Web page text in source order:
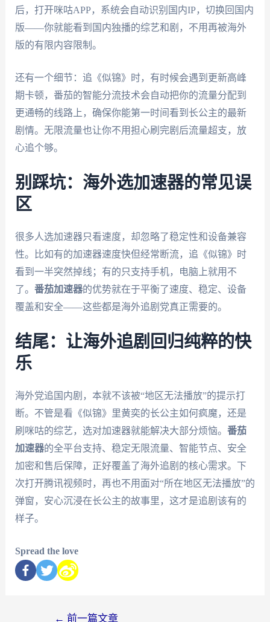
后，打开咪咕APP，系统会自动识别国内IP，切换回国内
版——你就能看到国内独播的综艺和剧，不用再被海外
版的有限内容限制。
还有一个细节：追《似锦》时，有时候会遇到更新高峰
期卡顿，番茄的智能分流技术会自动把你的流量分配到
更通畅的线路上，确保你能第一时间看到长公主的最新
剧情。无限流量也让你不用担心刷完剧后流量超支，放
心追个够。
别踩坑：海外选加速器的常见误
区
很多人选加速器只看速度，却忽略了稳定性和设备兼容
性。比如有的加速器速度快但经常断流，追《似锦》时
看到一半突然掉线；有的只支持手机，电脑上就用不
了。 番茄加速器的优势就在于平衡了速度、稳定、设备
覆盖和安全——这些都是海外追剧党真正需要的。
结尾：让海外追剧回归纯粹的快
乐
海外党追国内剧，本就不该被“地区无法播放”的提示打
断。不管是看《似锦》里黄奕的长公主如何疯魔，还是
刷咪咕的综艺，选对加速器就能解决大部分烦恼。 番茄
加速器的全平台支持、稳定无限流量、智能节点、安全
加密和售后保障，正好覆盖了海外追剧的核心需求。下
次打开腾讯视频时，再也不用面对“所在地区无法播放”的
弹窗，安心沉浸在长公主的故事里，这才是追剧该有的
样子。
Spread the love
← 前一篇文章